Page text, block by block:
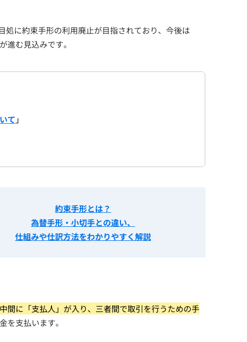
に約束手形の利用廃止が目指されており、今後は
進む見込みです。
て 」
約束手形とは？
為替手形・小切手との違い、
仕組みや仕訳方法をわかりやすく解説
間に「支払人」が入り、三者間で取引を行うための手
を支払います。